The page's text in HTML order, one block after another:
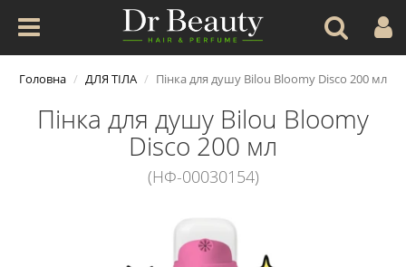
Головна ДЛЯ ТІЛА Пінка для душу Bilou Bloomy Disco 200 мл
Пінка для душу Bilou Bloomy
Disco 200 мл
(НФ-00030154)